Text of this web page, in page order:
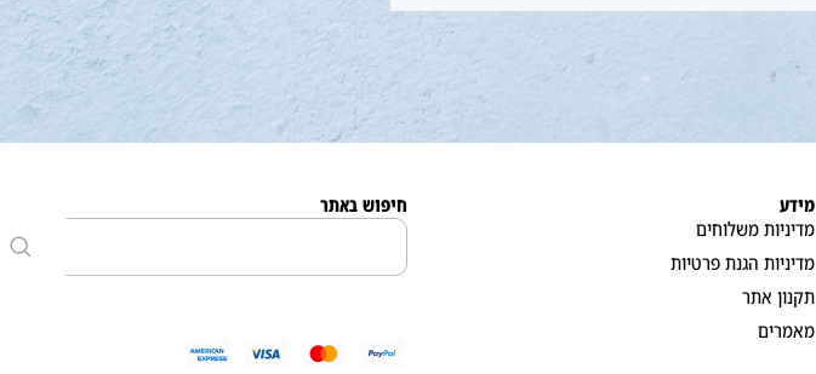
מידע
מדיניות משלוחים
מדיניות הגנת פרטיות
תקנון אתר
מאמרים
חיפוש באתר